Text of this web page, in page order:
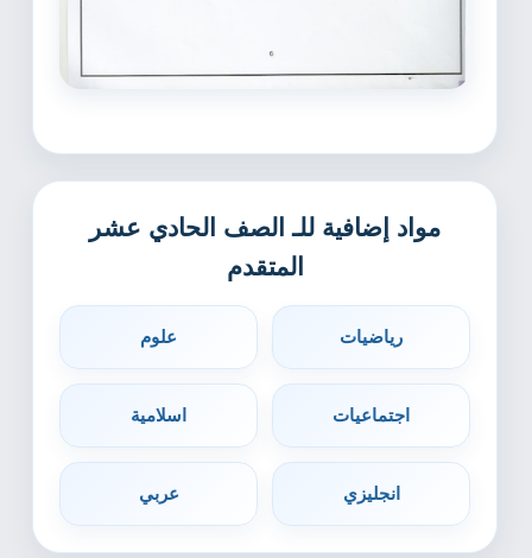
مواد إضافية للـ الصف الحادي عشر
المتقدم
رياضيات علوم
اجتماعيات اسلامية
انجليزي عربي